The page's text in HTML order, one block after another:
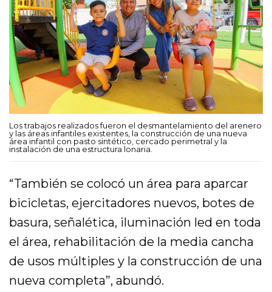
Los trabajos realizados fueron el desmantelamiento del arenero
y las áreas infantiles existentes, la construcción de una nueva
área infantil con pasto sintético, cercado perimetral y la
instalación de una estructura lonaria.
“También se colocó un área para aparcar
bicicletas, ejercitadores nuevos, botes de
basura, señalética, iluminación led en toda
el área, rehabilitación de la media cancha
de usos múltiples y la construcción de una
nueva completa”, abundó.